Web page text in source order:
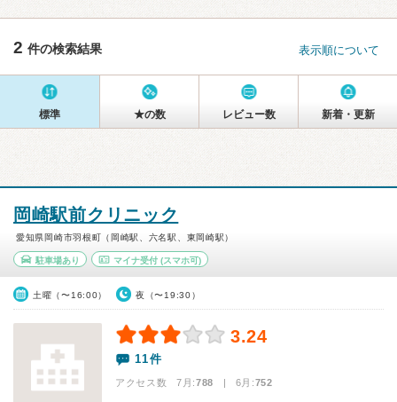
2 件の検索結果 表示順について
標準 ★の数 レビュー数 新着・更新
岡崎駅前クリニック
愛知県岡崎市羽根町（岡崎駅、六名駅、東岡崎駅）
駐車場あり マイナ受付(スマホ可)
土曜（〜16:00） 夜（〜19:30）
3.24
11件
アクセス数 7月:788 | 6月:752